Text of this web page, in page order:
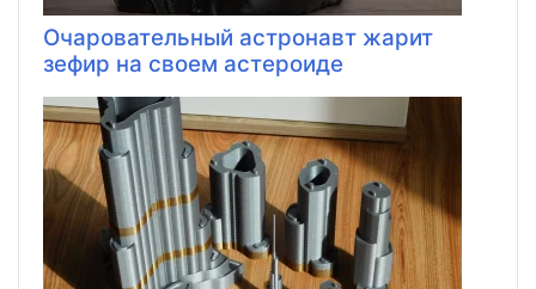
Очаровательный астронавт жарит
зефир на своем астероиде